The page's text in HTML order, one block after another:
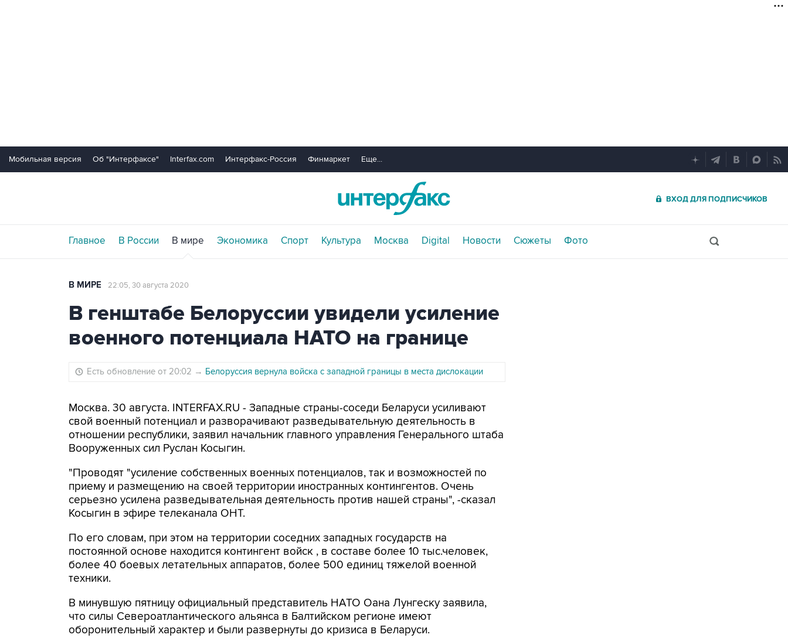
Мобильная версия Об "Интерфаксе" Interfax.com Интерфакс-Россия Финмаркет Еще...
ВХОД ДЛЯ ПОДПИСЧИКОВ
Главное В России В мире Экономика Спорт Культура Москва Digital Новости Сюжеты Фото
В МИРЕ 22:05, 30 августа 2020
В генштабе Белоруссии увидели усиление
военного потенциала НАТО на границе
Есть обновление от 20:02 → Белоруссия вернула войска с западной границы в места дислокации
Москва. 30 августа. INTERFAX.RU - Западные страны-соседи Беларуси усиливают
свой военный потенциал и разворачивают разведывательную деятельность в
отношении республики, заявил начальник главного управления Генерального штаба
Вооруженных сил Руслан Косыгин.
"Проводят "усиление собственных военных потенциалов, так и возможностей по
приему и размещению на своей территории иностранных контингентов. Очень
серьезно усилена разведывательная деятельность против нашей страны", -сказал
Косыгин в эфире телеканала ОНТ.
По его словам, при этом на территории соседних западных государств на
постоянной основе находится контингент войск , в составе более 10 тыс.человек,
более 40 боевых летательных аппаратов, более 500 единиц тяжелой военной
техники.
В минувшую пятницу официальный представитель НАТО Оана Лунгеску заявила,
что силы Североатлантического альянса в Балтийском регионе имеют
оборонительный характер и были развернуты до кризиса в Беларуси.